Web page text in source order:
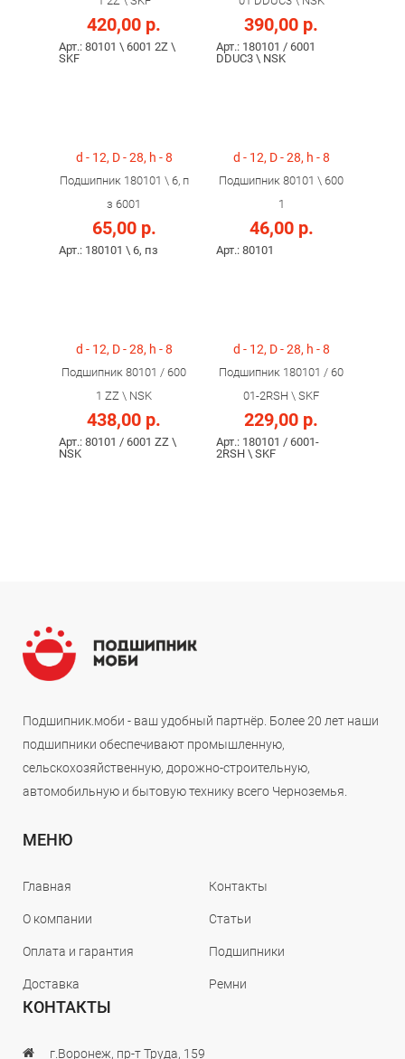
420,00 р.
Арт.: 80101 \ 6001 2Z \
SKF
390,00 р.
Арт.: 180101 / 6001
DDUC3 \ NSK
d - 12, D - 28, h - 8
Подшипник 180101 \ 6, п
з 6001
65,00 р.
Арт.: 180101 \ 6, пз
d - 12, D - 28, h - 8
Подшипник 80101 \ 600
1
46,00 р.
Арт.: 80101
d - 12, D - 28, h - 8
Подшипник 80101 / 600
1 ZZ \ NSK
438,00 р.
Арт.: 80101 / 6001 ZZ \
NSK
d - 12, D - 28, h - 8
Подшипник 180101 / 60
01-2RSH \ SKF
229,00 р.
Арт.: 180101 / 6001-
2RSH \ SKF
Подшипник.моби - ваш удобный партнёр. Более 20 лет наши
подшипники обеспечивают промышленную,
сельскохозяйственную, дорожно-строительную,
автомобильную и бытовую технику всего Черноземья.
МЕНЮ
Главная
О компании
Оплата и гарантия
Доставка
Контакты
Статьи
Подшипники
Ремни
КОНТАКТЫ
г.Воронеж, пр-т Труда, 159